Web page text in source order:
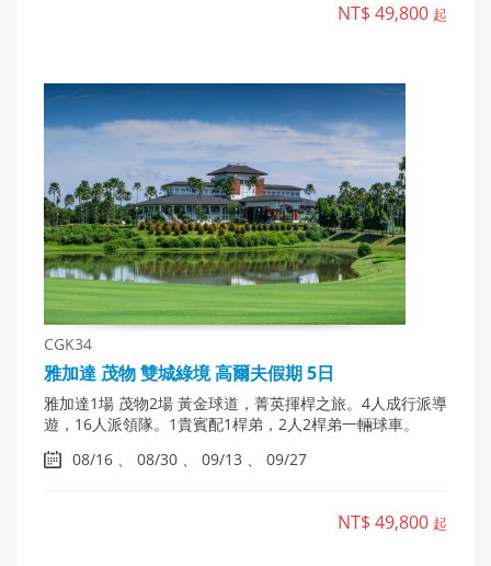
NT$ 49,800 起
CGK34
雅加達 茂物 雙城綠境 高爾夫假期 5日
雅加達1場 茂物2場 黃金球道，菁英揮桿之旅。4人成行派導
遊，16人派領隊。1貴賓配1桿弟，2人2桿弟一輛球車。
08/16 、 08/30 、 09/13 、 09/27
NT$ 49,800 起